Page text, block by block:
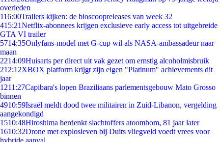
overleden
116:00Trailers kijken: de bioscoopreleases van week 32
415:21Netflix-abonnees krijgen exclusieve early access tot uitgebreide
GTA VI trailer
5714:35Onlyfans-model met G-cup wil als NASA-ambassadeur naar
maan
2214:09Huisarts per direct uit vak gezet om ernstig alcoholmisbruik
212:12XBOX platform krijgt zijn eigen "Platinum" achievements dit
jaar
1211:27Capibara's lopen Braziliaans parlementsgebouw Mato Grosso
binnen
4910:59Israël meldt dood twee militairen in Zuid-Libanon, vergelding
aangekondigd
1510:48Hiroshima herdenkt slachtoffers atoombom, 81 jaar later
1610:32Drone met explosieven bij Duits vliegveld voedt vrees voor
hybride aanval